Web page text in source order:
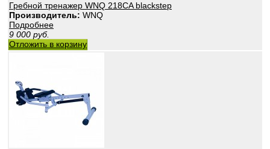
Гребной тренажер WNQ 218CA blackstep
Производитель: WNQ
Подробнее
9 000 руб.
Отложить в корзину